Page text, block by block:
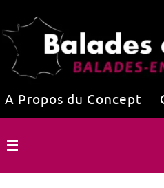
A Propos du Concept